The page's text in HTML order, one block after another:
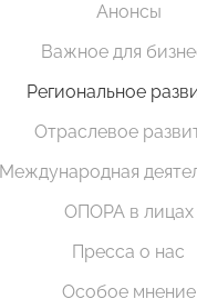
Анонсы
Важное для
Региональное
Отраслевое
Международная
ОПОРА в лицах
Пресса о нас
Особое мнение